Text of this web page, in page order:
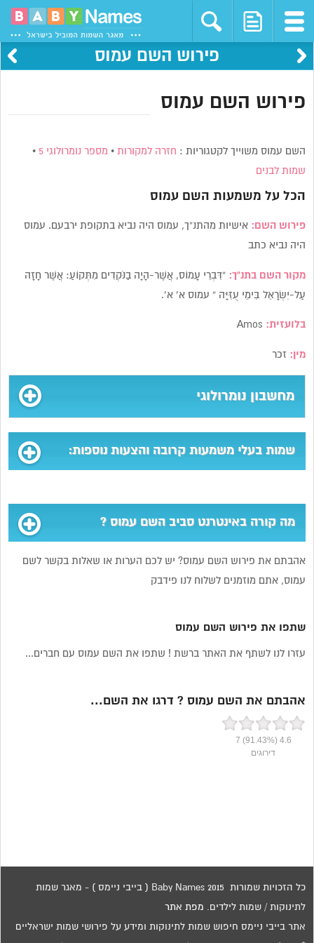
פירוש השם עמוס
פירוש השם עמוס
השם עמוס משוייך לקטגוריות : חזרה למקורות • מספר נומרולוגי 5 •
שמות לבנים
הכל על משמעות השם עמוס
פירוש השם: אישיות מהתנ”ך, עמוס היה נביא בתקופת ירבעם. עמוס
היה נביא כתב
מקור השם בתנ”ך:“דִּבְרֵי עָמוֹס, אֲשֶׁר-הָיָה בַנֹּקְדִים מִתְּקוֹעַ: אֲשֶׁר חָזָה
עַל-יִשְׂרָאֵל בִּימֵי עֻזִּיָּה ” עמוס א’ א’.
בלועזית:
מין: זכר
מחשבון נומרולוגי
שמות בעלי משמעות קרובה והצעות נוספות:
מה קורה באינטרנט סביב השם עמוס ?
אהבתם את פירוש השם עמוס? יש לכם הערות או שאלות בקשר לשם
עמוס, אתם מוזמנים לשלוח לנו פידבק
שתפו את פירוש השם עמוס
עזרו לנו לשתף את האתר ברשת ! שתפו את השם עמוס עם חברים...
אהבתם את השם עמוס ? דרגו את השם...
4.6
(91.43%)
7
דירוגים
כל הזכויות שמורות 2015 Baby Names ( בייבי ניימס ) - מאגר שמות
לתינוקות / שמות לילדים. מפת אתר
אתר בייבי ניימס חיפוש שמות לתינוקות ומידע על פירושי שמות ישראליים